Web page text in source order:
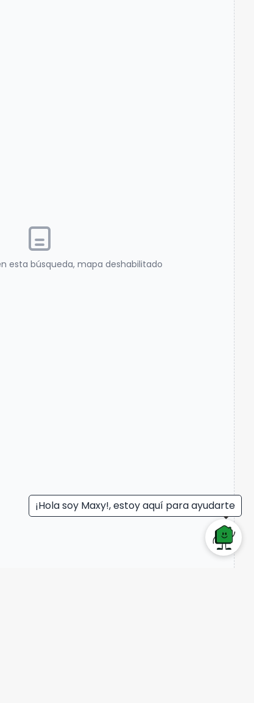
¡Hola soy Maxy!, estoy aquí para ayudarte
esta búsqueda, mapa deshabilitado